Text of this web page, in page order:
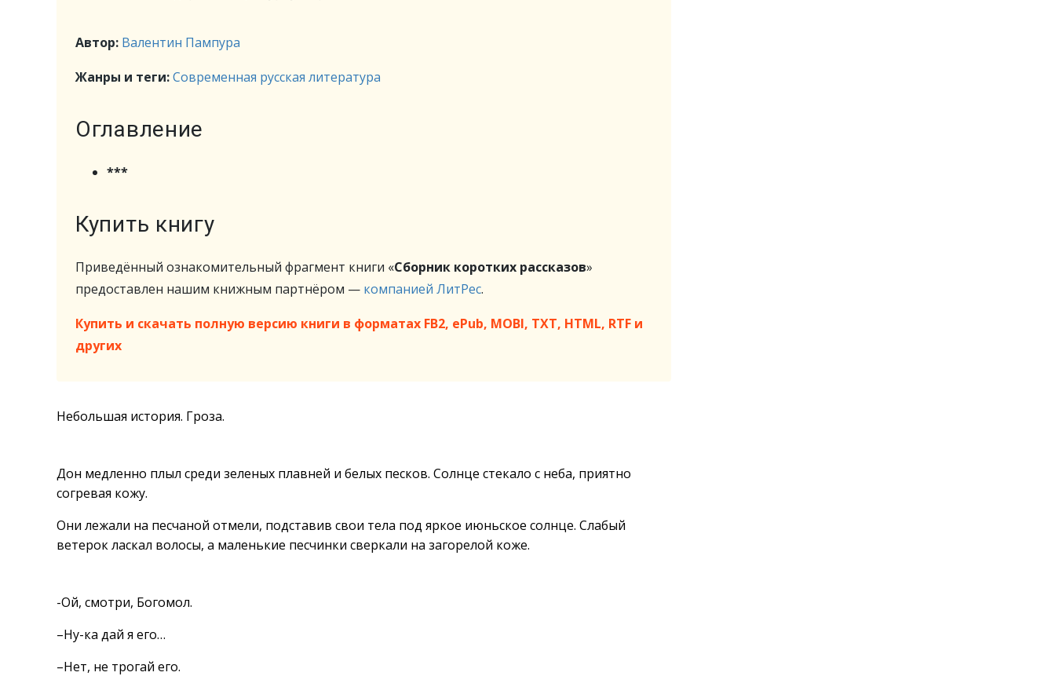
Автор: Валентин Пампура
Жанры и теги:Современная русская литература
Оглавление
***
Купить книгу
Приведённый ознакомительный фрагмент книги «Сборник коротких рассказов»
предоставлен нашим книжным партнёром — компанией ЛитРес.
Купить и скачать полную версию книги в форматах FB2, ePub, MOBI, TXT, HTML, RTF и
других
Небольшая история. Гроза.
Дон медленно плыл среди зеленых плавней и белых песков. Солнце стекало с неба, приятно
согревая кожу.
Они лежали на песчаной отмели, подставив свои тела под яркое июньское солнце. Слабый
ветерок ласкал волосы, а маленькие песчинки сверкали на загорелой коже.
-Ой, смотри, Богомол.
–Ну-ка дай я его…
–Нет, не трогай его.